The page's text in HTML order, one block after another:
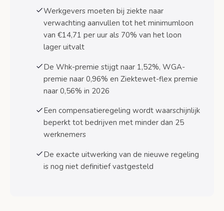
Ingangsdatum 1 juli 2026
Voorwaarden en aanvraagprocedure
Registratie en documentatieverplichtingen
Samenwerking met arbodienst en
Digitale systemen en automatisering
Veelgestelde vragen over ziekteverzuim MKB
Veelgestelde vragen
Werkgevers moeten bij ziekte naar
verwachting aanvullen tot het minimumloon
van €14,71 per uur als 70% van het loon
lager uitvalt
De Whk-premie stijgt naar 1,52%, WGA-
premie naar 0,96% en Ziektewet-flex premie
naar 0,56% in 2026
Een compensatieregeling wordt waarschijnlijk
beperkt tot bedrijven met minder dan 25
werknemers
De exacte uitwerking van de nieuwe regeling
is nog niet definitief vastgesteld